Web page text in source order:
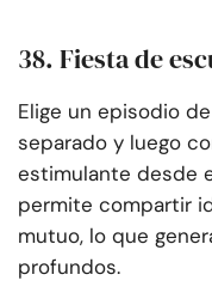
38. Fiesta de
Elige un episodio
separado y luego
estimulante desde
permite compartir
mutuo, lo que
profundos.